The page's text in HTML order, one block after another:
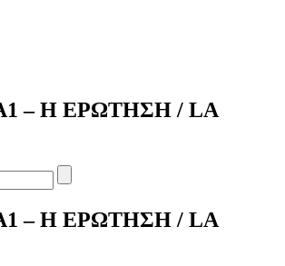
– Η ΕΡΩΤΗΣΗ / LA
– Η ΕΡΩΤΗΣΗ / LA